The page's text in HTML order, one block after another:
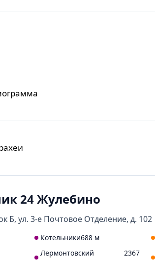
пазух носа
24 Жулебино
Б, ул. 3-е Почтовое Отделение, д. 102
Котельники688 м
Лермонтовский
2367